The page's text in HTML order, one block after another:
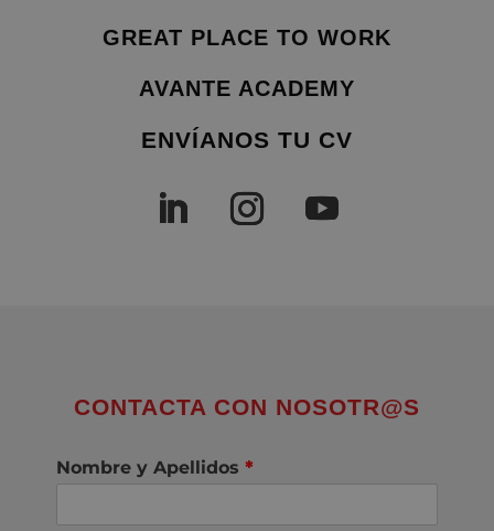
GREAT PLACE TO WORK
AVANTE ACADEMY
ENVÍANOS TU CV
CONTACTA CON NOSOTR@S
Nombre y Apellidos *